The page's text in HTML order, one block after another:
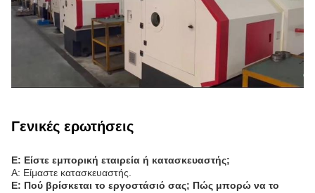
Γενικές ερωτήσεις
Ε: Είστε εμπορική εταιρεία ή κατασκευαστής;
Α: Είμαστε κατασκευαστής.
Ε: Πού βρίσκεται το εργοστάσιό σας; Πώς μπορώ να το